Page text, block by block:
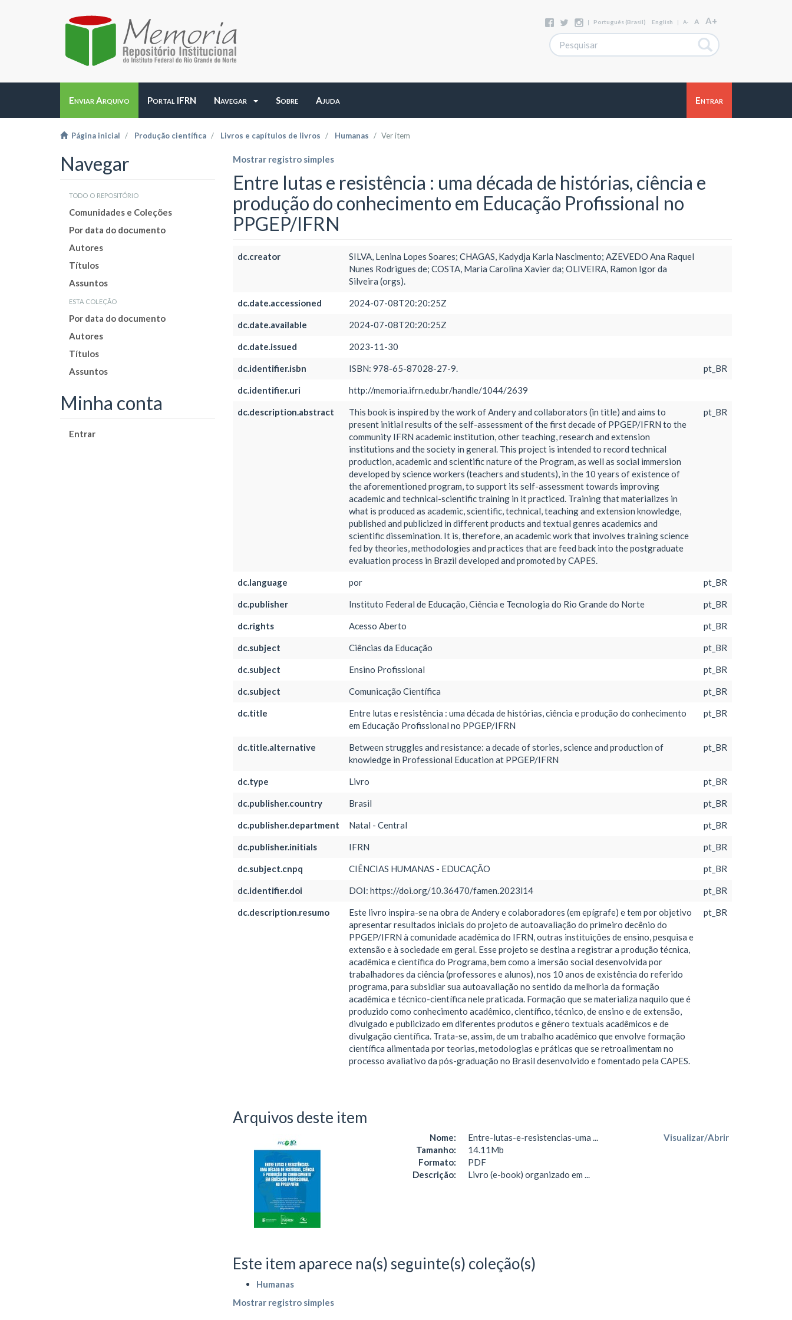
| Português (Brasil) English | A- A A+
Enviar Arquivo Portal IFRN Navegar Sobre Ajuda Entrar
Página inicial Produção científica Livros e capítulos de livros Humanas Ver item
Navegar
todo o repositório
Comunidades e Coleções
Por data do documento
Autores
Títulos
Assuntos
esta coleção
Por data do documento
Autores
Títulos
Assuntos
Minha conta
Entrar
Mostrar registro simples
Entre lutas e resistência : uma década de histórias, ciência e
produção do conhecimento em Educação Profissional no
PPGEP/IFRN
dc.creator
SILVA, Lenina Lopes Soares; CHAGAS, Kadydja Karla Nascimento; AZEVEDO Ana Raquel
Nunes Rodrigues de; COSTA, Maria Carolina Xavier da; OLIVEIRA, Ramon Igor da
Silveira (orgs).
dc.date.accessioned 2024-07-08T20:20:25Z
dc.date.available 2024-07-08T20:20:25Z
dc.date.issued 2023-11-30
dc.identifier.isbn ISBN: 978-65-87028-27-9. pt_BR
dc.identifier.uri http://memoria.ifrn.edu.br/handle/1044/2639
dc.description.abstract
This book is inspired by the work of Andery and collaborators (in title) and aims to
present initial results of the self-assessment of the first decade of PPGEP/IFRN to the
community IFRN academic institution, other teaching, research and extension
institutions and the society in general. This project is intended to record technical
production, academic and scientific nature of the Program, as well as social immersion
developed by science workers (teachers and students), in the 10 years of existence of
the aforementioned program, to support its self-assessment towards improving
academic and technical-scientific training in it practiced. Training that materializes in
what is produced as academic, scientific, technical, teaching and extension knowledge,
published and publicized in different products and textual genres academics and
scientific dissemination. It is, therefore, an academic work that involves training science
fed by theories, methodologies and practices that are feed back into the postgraduate
evaluation process in Brazil developed and promoted by CAPES.
pt_BR
dc.language por pt_BR
dc.publisher Instituto Federal de Educação, Ciência e Tecnologia do Rio Grande do Norte pt_BR
dc.rights Acesso Aberto pt_BR
dc.subject Ciências da Educação pt_BR
dc.subject Ensino Profissional pt_BR
dc.subject Comunicação Científica pt_BR
dc.title
Entre lutas e resistência : uma década de histórias, ciência e produção do conhecimento
em Educação Profissional no PPGEP/IFRN
pt_BR
dc.title.alternative
Between struggles and resistance: a decade of stories, science and production of
knowledge in Professional Education at PPGEP/IFRN
pt_BR
dc.type Livro pt_BR
dc.publisher.country Brasil pt_BR
dc.publisher.department Natal - Central pt_BR
dc.publisher.initials IFRN pt_BR
dc.subject.cnpq CIÊNCIAS HUMANAS - EDUCAÇÃO pt_BR
dc.identifier.doi DOI: https://doi.org/10.36470/famen.2023l14 pt_BR
dc.description.resumo
Este livro inspira-se na obra de Andery e colaboradores (em epígrafe) e tem por objetivo
apresentar resultados iniciais do projeto de autoavaliação do primeiro decênio do
PPGEP/IFRN à comunidade acadêmica do IFRN, outras instituições de ensino, pesquisa e
extensão e à sociedade em geral. Esse projeto se destina a registrar a produção técnica,
acadêmica e científica do Programa, bem como a imersão social desenvolvida por
trabalhadores da ciência (professores e alunos), nos 10 anos de existência do referido
programa, para subsidiar sua autoavaliação no sentido da melhoria da formação
acadêmica e técnico-científica nele praticada. Formação que se materializa naquilo que é
produzido como conhecimento acadêmico, científico, técnico, de ensino e de extensão,
divulgado e publicizado em diferentes produtos e gênero textuais acadêmicos e de
divulgação científica. Trata-se, assim, de um trabalho acadêmico que envolve formação
científica alimentada por teorias, metodologias e práticas que se retroalimentam no
processo avaliativo da pós-graduação no Brasil desenvolvido e fomentado pela CAPES.
pt_BR
Arquivos deste item
Nome:
Entre-lutas-e-resistencias-uma ...
Tamanho:
14.11Mb
Formato:
PDF
Descrição:
Livro (e-book) organizado em ...
Visualizar/Abrir
Este item aparece na(s) seguinte(s) coleção(s)
Humanas
Mostrar registro simples